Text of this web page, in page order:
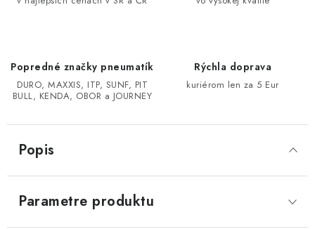
POLARIS SPORTSMAN RZR 1000
LINHAI 400/500/M550/650
SEGWAY SNARLER AT6 AT5
Popredné značky pneumatík
DURO, MAXXIS, ITP, SUNF, PIT
BULL, KENDA, OBOR a JOURNEY
Rýchla doprava
kuriérom len za 5 Eur
Popis
Parametre produktu